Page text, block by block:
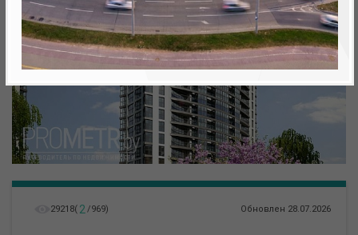
29218( 2 /969) Обновлен 28.07.2026